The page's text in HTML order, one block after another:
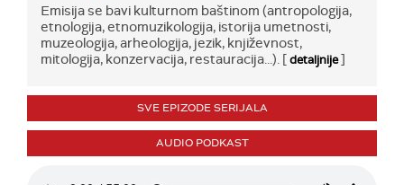
Emisija se bavi kulturnom baštinom (antropologija,
etnologija, etnomuzikologija, istorija umetnosti,
muzeologija, arheologija, jezik, književnost,
mitologija, konzervacija, restauracija...). [detaljnije]
SVE EPIZODE SERIJALA
AUDIO PODKAST